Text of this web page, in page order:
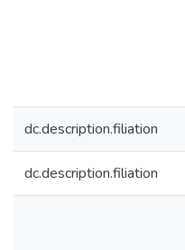
dc.description.filiation
dc.description.filiation